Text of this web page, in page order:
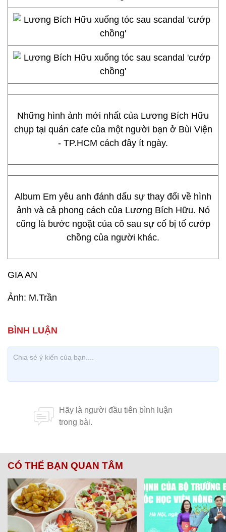
Những hình ảnh mới nhất của Lương Bích Hữu
chụp tại quán cafe của một người bạn ở Bùi Viện
- TP.HCM cách đây ít ngày.
Album Em yêu anh đánh dấu sự thay đổi về hình
ảnh và cả phong cách của Lương Bích Hữu. Nó
cũng là bước ngoặt của cô sau sự cố bị tố cướp
chồng của người khác.
GIA AN
Ảnh: M.Trần
CÓ THỂ BẠN QUAN TÂM